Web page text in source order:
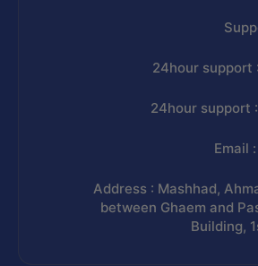
24hour support
24hour support
Email
Address : Mashhad,
between Ghaem and
Building,